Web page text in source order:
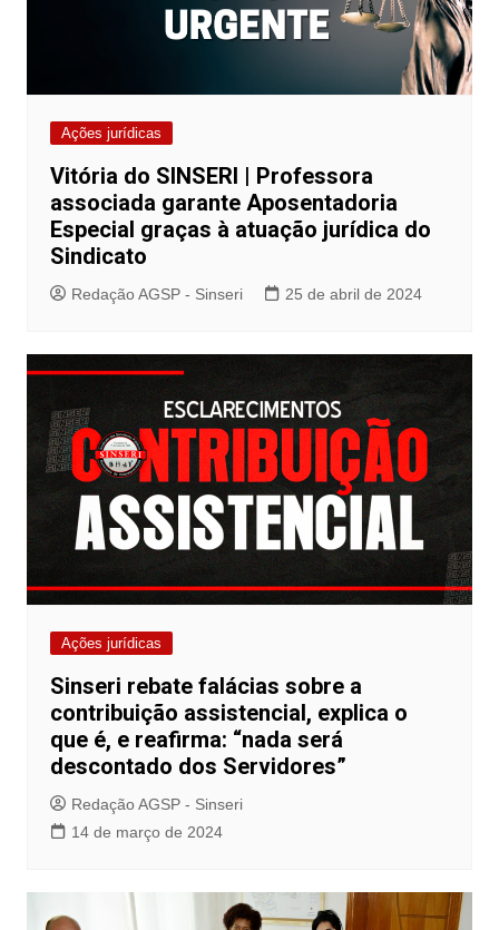
Ações jurídicas
Vitória do SINSERI | Professora
associada garante Aposentadoria
Especial graças à atuação jurídica do
Sindicato
Redação AGSP - Sinseri 25 de abril de 2024
Ações jurídicas
Sinseri rebate falácias sobre a
contribuição assistencial, explica o
que é, e reafirma: “nada será
descontado dos Servidores”
Redação AGSP - Sinseri
14 de março de 2024